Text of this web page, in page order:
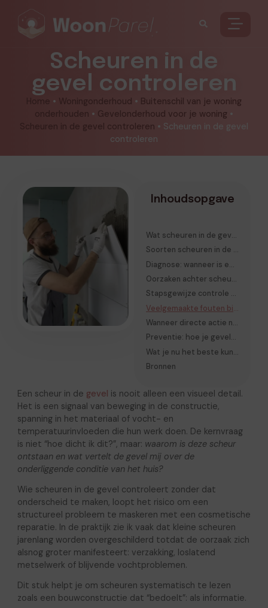
Scheuren in de
gevel controleren
Home • Woningonderhoud • Buitenschil van je woning
onderhouden • Gevelonderhoud voor je woning •
Scheuren in de gevel controleren • Scheuren in de gevel
controleren
Inhoudsopgave
Wat scheuren in de gevel je écht vertellen
Soorten scheuren in de gevel herkennen
Diagnose: wanneer is een scheur onschuldig of structureel?
Oorzaken achter scheuren in de gevel
Stapsgewijze controle van scheuren in de gevel
Veelgemaakte fouten bij het beoordelen van scheuren
Wanneer directe actie nodig is
Preventie: hoe je gevels structureel stabiel houdt
Wat je nu het beste kunt doen
Bronnen
Een scheur in de gevel is nooit alleen een visueel detail.
Het is een signaal van beweging in de constructie,
spanning in het materiaal of vocht- en
temperatuurinvloeden die hun werk doen. De kernvraag
is niet “hoe dicht ik dit?”, maar: waarom is deze scheur
ontstaan en wat vertelt de gevel mij over de
onderliggende conditie van het huis?
Wie scheuren in de gevel controleert zonder dat
onderscheid te maken, loopt het risico om een
structureel probleem te maskeren met een cosmetische
reparatie. In de praktijk zie ik vaak dat kleine scheuren
jarenlang worden overgeschilderd totdat de oorzaak zich
alsnog groter manifesteert: verzakking, loslatend
metselwerk of blijvende vochtproblemen.
Dit stuk helpt je om scheuren systematisch te lezen
zoals een bouwconstructie dat “bedoelt”: als informatie.